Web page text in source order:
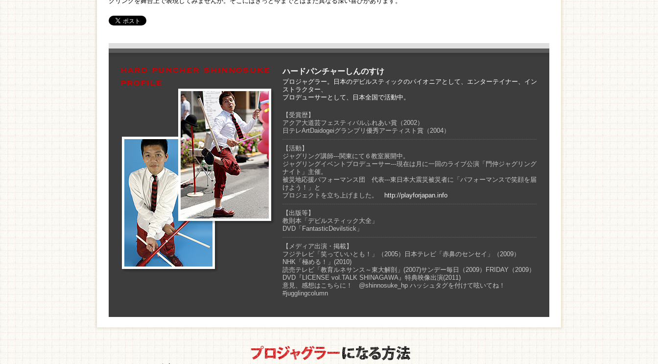
ハードパンチャーしんのすけ
プロジャグラー。日本のデビルスティックのパイオニアとして、エンターテイナー、イン
ストラクター、
プロデューサーとして、日本全国で活動中。
【受賞歴】
アクア大道芸フェスティバルふれあい賞（2002）
日テレArtDaidogeiグランプリ優秀アーティスト賞（2004）
【活動】
ジャグリング講師---関東にて６教室展開中。
ジャグリングイベントプロデューサー---現在は月に一回のライブ公演「門仲ジャグリング
ナイト」主催。
被災地応援パフォーマンス団 代表---東日本大震災被災者に「パフォーマンスで笑顔を届
けよう！」と
プロジェクトを立ち上げました。
http://playforjapan.info
【出版等】
教則本「デビルスティック大全」
DVD「FantasticDevilstick」
【メディア出演・掲載】
フジテレビ「笑っていいとも！」（2005）日本テレビ「赤鼻のセンセイ」（2009）
NHK「極める！」(2010)
読売テレビ「教育ルネサンス～東大解剖」(2007)サンデー毎日（2009）FRIDAY（2009）
DVD『LICENSE vol.TALK SHINAGAWA』特典映像出演(2011)
意見、感想はこちらに！ @shinnosuke_hp ハッシュタグを付けて呟いてね！
#jugglingcolumn